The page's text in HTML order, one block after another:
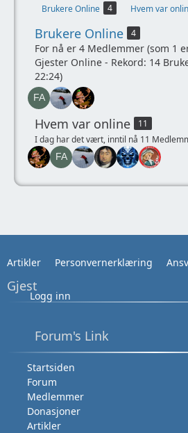
Brukere Online 4 Hvem var
Brukere Online 4
For nå er 4 Medlemmer (som 1
Gjester Online - Rekord: 14
22:24)
Hvem var online
11
I dag har det vært, inntil nå 11
Artikler Personvernerklæring
Gjest
Logg inn
Forum's Link
Startsiden
Forum
Medlemmer
Donasjoner
Artikler